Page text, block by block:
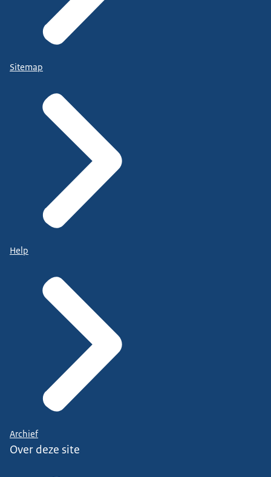
Sitemap
Help
Archief
Over deze site